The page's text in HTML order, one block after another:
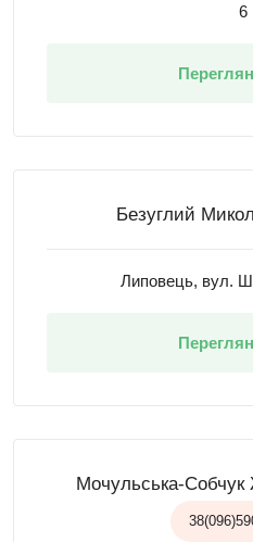
6
Безуглий
Липовець, вул.
Мочульська-Собчук